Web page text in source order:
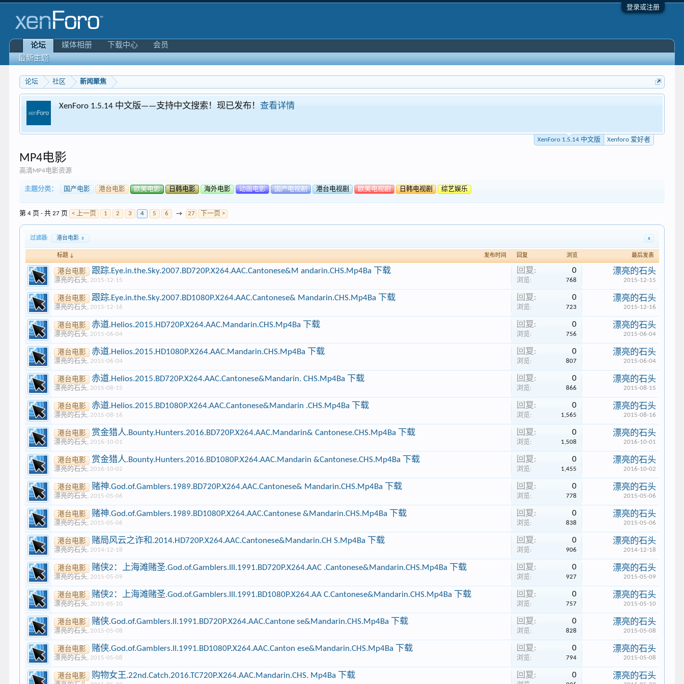
登录或注册
论坛 社区 新闻聚焦
XenForo 1.5.14 中文版——支持中文搜索！现已发布！查看详情
XenForo 1.5.14 中文版 Xenforo 爱好者
MP4电影
高清MP4电影资源
主题分类： 国产电影 港台电影 欧美电影 日韩电影 海外电影 动画电影 国产电视剧 港台电视剧 欧美电视剧 日韩电视剧 综艺娱乐
第 4 页 - 共 27 页 < 上一页 1 2 3 4 5 6 → 27 下一页 >
过滤器: 港台电影 x x
标题 ↓ 发布时间 回复 浏览 最后发表
港台电影 跟踪.Eye.in.the.Sky.2007.BD720P.X264.AAC.Cantonese&M andarin.CHS.Mp4Ba 下载
漂亮的石头, 2015-12-15
回复: 0
浏览: 768
漂亮的石头
2015-12-15
港台电影 跟踪.Eye.in.the.Sky.2007.BD1080P.X264.AAC.Cantonese& Mandarin.CHS.Mp4Ba 下载
漂亮的石头, 2015-12-16
回复: 0
浏览: 723
漂亮的石头
2015-12-16
港台电影 赤道.Helios.2015.HD720P.X264.AAC.Mandarin.CHS.Mp4Ba 下载
漂亮的石头, 2015-06-04
回复: 0
浏览: 756
漂亮的石头
2015-06-04
港台电影 赤道.Helios.2015.HD1080P.X264.AAC.Mandarin.CHS.Mp4Ba 下载
漂亮的石头, 2015-06-04
回复: 0
浏览: 807
漂亮的石头
2015-06-04
港台电影 赤道.Helios.2015.BD720P.X264.AAC.Cantonese&Mandarin. CHS.Mp4Ba 下载
漂亮的石头, 2015-08-15
回复: 0
浏览: 866
漂亮的石头
2015-08-15
港台电影 赤道.Helios.2015.BD1080P.X264.AAC.Cantonese&Mandarin .CHS.Mp4Ba 下载
漂亮的石头, 2015-08-16
回复: 0
浏览: 1,565
漂亮的石头
2015-08-16
港台电影 赏金猎人.Bounty.Hunters.2016.BD720P.X264.AAC.Mandarin& Cantonese.CHS.Mp4Ba 下载
漂亮的石头, 2016-10-01
回复: 0
浏览: 1,508
漂亮的石头
2016-10-01
港台电影 赏金猎人.Bounty.Hunters.2016.BD1080P.X264.AAC.Mandarin &Cantonese.CHS.Mp4Ba 下载
漂亮的石头, 2016-10-02
回复: 0
浏览: 1,455
漂亮的石头
2016-10-02
港台电影 赌神.God.of.Gamblers.1989.BD720P.X264.AAC.Cantonese& Mandarin.CHS.Mp4Ba 下载
漂亮的石头, 2015-05-06
回复: 0
浏览: 778
漂亮的石头
2015-05-06
港台电影 赌神.God.of.Gamblers.1989.BD1080P.X264.AAC.Cantonese &Mandarin.CHS.Mp4Ba 下载
漂亮的石头, 2015-05-06
回复: 0
浏览: 838
漂亮的石头
2015-05-06
港台电影 赌局风云之诈和.2014.HD720P.X264.AAC.Cantonese&Mandarin.CH S.Mp4Ba 下载
漂亮的石头, 2014-12-18
回复: 0
浏览: 906
漂亮的石头
2014-12-18
港台电影 赌侠2：上海滩赌圣.God.of.Gamblers.III.1991.BD720P.X264.AAC .Cantonese&Mandarin.CHS.Mp4Ba 下载
漂亮的石头, 2015-05-09
回复: 0
浏览: 927
漂亮的石头
2015-05-09
港台电影 赌侠2：上海滩赌圣.God.of.Gamblers.III.1991.BD1080P.X264.AA C.Cantonese&Mandarin.CHS.Mp4Ba 下载
漂亮的石头, 2015-05-10
回复: 0
浏览: 757
漂亮的石头
2015-05-10
港台电影 赌侠.God.of.Gamblers.II.1991.BD720P.X264.AAC.Cantone se&Mandarin.CHS.Mp4Ba 下载
漂亮的石头, 2015-05-08
回复: 0
浏览: 828
漂亮的石头
2015-05-08
港台电影 赌侠.God.of.Gamblers.II.1991.BD1080P.X264.AAC.Canton ese&Mandarin.CHS.Mp4Ba 下载
漂亮的石头, 2015-05-08
回复: 0
浏览: 794
漂亮的石头
2015-05-08
港台电影 购物女王.22nd.Catch.2016.TC720P.X264.AAC.Mandarin.CHS. Mp4Ba 下载 回复: 0 漂亮的石头
论坛
最新主题
媒体相册 下载中心 会员